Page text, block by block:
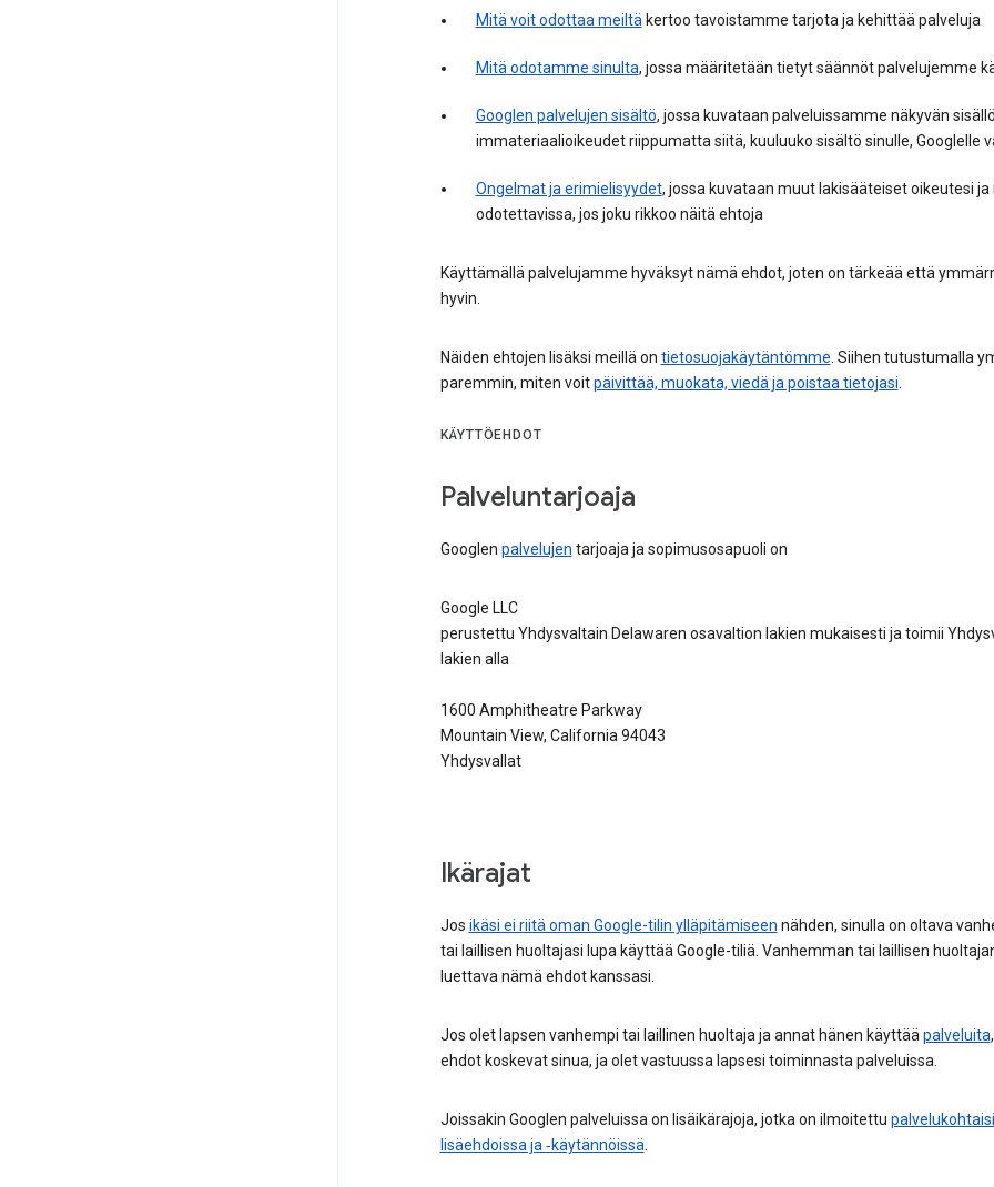
Mitä voit odottaa meiltäkertoo tavoistamme tarjota ja kehittää palveluja
Mitä odotamme sinulta, jossa määritetään tietyt säännöt palvelujemme
Googlen palvelujen sisältö, jossa kuvataan palveluissamme näkyvän
immateriaalioikeudet riippumatta siitä, kuuluuko sisältö sinulle, Googlelle
Ongelmat ja erimielisyydet, jossa kuvataan muut lakisääteiset oikeutesi ja
odotettavissa, jos joku rikkoo näitä ehtoja
Käyttämällä palvelujamme hyväksyt nämä ehdot, joten on tärkeää että
hyvin.
Näiden ehtojen lisäksi meillä on tietosuojakäytäntömme. Siihen tutustumalla
paremmin, miten voitpäivittää, muokata, viedä ja poistaa tietojasi.
KÄYTTÖEHDOT
Palveluntarjoaja
Googlen palvelujen tarjoaja ja sopimusosapuoli on
Google LLC
perustettu Yhdysvaltain Delawaren osavaltion lakien mukaisesti ja toimii
lakien alla
1600 Amphitheatre Parkway
Mountain View, California 94043
Yhdysvallat
Ikärajat
Jos ikäsi ei riitä oman Google-tilin ylläpitämiseen nähden, sinulla on oltava
tai laillisen huoltajasi lupa käyttää Google-tiliä. Vanhemman tai laillisen
luettava nämä ehdot kanssasi.
Jos olet lapsen vanhempi tai laillinen huoltaja ja annat hänen käyttääpalveluita
ehdot koskevat sinua, ja olet vastuussa lapsesi toiminnasta palveluissa.
Joissakin Googlen palveluissa on lisäikärajoja, jotka on ilmoitettu
lisäehdoissa ja ‑käytännöissä.